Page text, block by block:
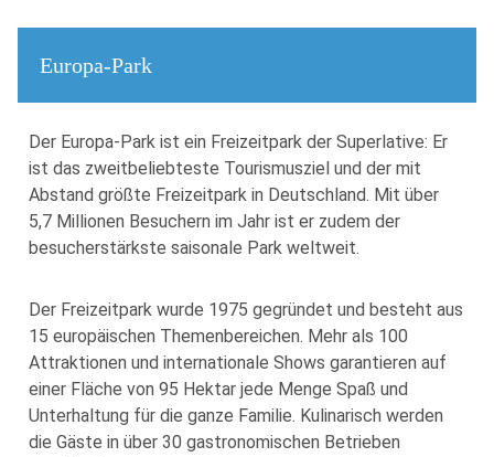
Europa-Park
Der Europa-Park ist ein Freizeitpark der Superlative: Er
ist das zweitbeliebteste Tourismusziel und der mit
Abstand größte Freizeitpark in Deutschland. Mit über
5,7 Millionen Besuchern im Jahr ist er zudem der
besucherstärkste saisonale Park weltweit.
Der Freizeitpark wurde 1975 gegründet und besteht aus
15 europäischen Themenbereichen. Mehr als 100
Attraktionen und internationale Shows garantieren auf
einer Fläche von 95 Hektar jede Menge Spaß und
Unterhaltung für die ganze Familie. Kulinarisch werden
die Gäste in über 30 gastronomischen Betrieben